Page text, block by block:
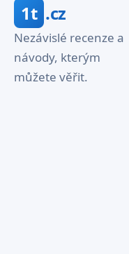
1t .cz
Nezávislé recenze a
návody, kterým
můžete věřit.